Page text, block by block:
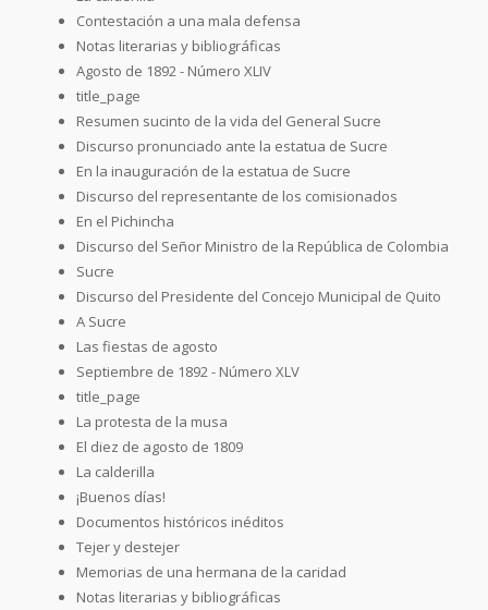
Contestación a una mala defensa
Notas literarias y bibliográficas
Agosto de 1892 - Número XLIV
title_page
Resumen sucinto de la vida del General Sucre
Discurso pronunciado ante la estatua de Sucre
En la inauguración de la estatua de Sucre
Discurso del representante de los comisionados
En el Pichincha
Discurso del Señor Ministro de la República de Colombia
Sucre
Discurso del Presidente del Concejo Municipal de Quito
A Sucre
Las fiestas de agosto
Septiembre de 1892 - Número XLV
title_page
La protesta de la musa
El diez de agosto de 1809
La calderilla
¡Buenos días!
Documentos históricos inéditos
Tejer y destejer
Memorias de una hermana de la caridad
Notas literarias y bibliográficas